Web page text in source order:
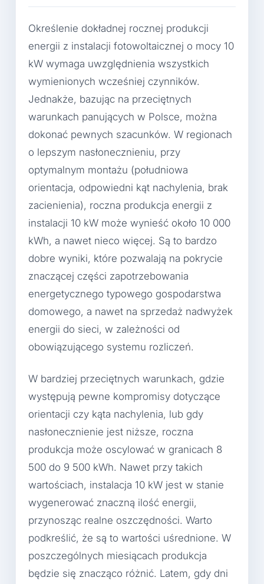
Określenie dokładnej rocznej produkcji
energii z instalacji fotowoltaicznej o mocy 10
kW wymaga uwzględnienia wszystkich
wymienionych wcześniej czynników.
Jednakże, bazując na przeciętnych
warunkach panujących w Polsce, można
dokonać pewnych szacunków. W regionach
o lepszym nasłonecznieniu, przy
optymalnym montażu (południowa
orientacja, odpowiedni kąt nachylenia, brak
zacienienia), roczna produkcja energii z
instalacji 10 kW może wynieść około 10 000
kWh, a nawet nieco więcej. Są to bardzo
dobre wyniki, które pozwalają na pokrycie
znaczącej części zapotrzebowania
energetycznego typowego gospodarstwa
domowego, a nawet na sprzedaż nadwyżek
energii do sieci, w zależności od
obowiązującego systemu rozliczeń.
W bardziej przeciętnych warunkach, gdzie
występują pewne kompromisy dotyczące
orientacji czy kąta nachylenia, lub gdy
nasłonecznienie jest niższe, roczna
produkcja może oscylować w granicach 8
500 do 9 500 kWh. Nawet przy takich
wartościach, instalacja 10 kW jest w stanie
wygenerować znaczną ilość energii,
przynosząc realne oszczędności. Warto
podkreślić, że są to wartości uśrednione. W
poszczególnych miesiącach produkcja
będzie się znacząco różnić. Latem, gdy dni